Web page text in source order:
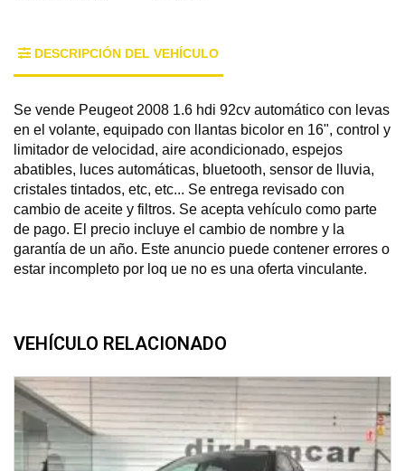
DESCRIPCIÓN DEL VEHÍCULO
Se vende Peugeot 2008 1.6 hdi 92cv automático con levas
en el volante, equipado con llantas bicolor en 16", control y
limitador de velocidad, aire acondicionado, espejos
abatibles, luces automáticas, bluetooth, sensor de lluvia,
cristales tintados, etc, etc... Se entrega revisado con
cambio de aceite y filtros. Se acepta vehículo como parte
de pago. El precio incluye el cambio de nombre y la
garantía de un año. Este anuncio puede contener errores o
estar incompleto por loq ue no es una oferta vinculante.
VEHÍCULO RELACIONADO